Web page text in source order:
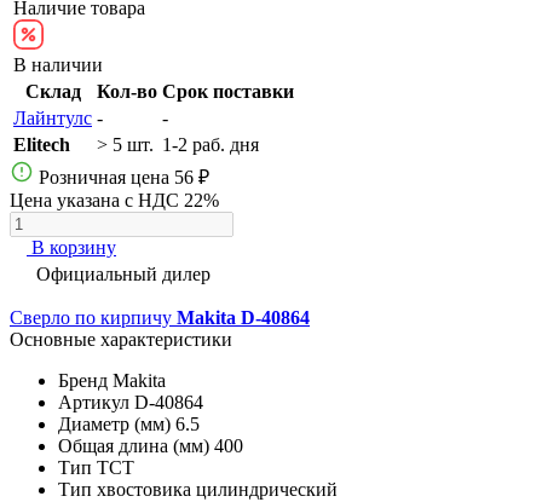
Наличие товара
В наличии
Склад
Кол-во Срок поставки
Лайнтулс -
-
Elitech
> 5 шт. 1-2 раб. дня
Розничная цена 56 ₽
Цена указана с НДС 22%
В корзину
Официальный дилер
Сверло по кирпичу Makita D-40864
Основные характеристики
Бренд Makita
Артикул D-40864
Диаметр (мм) 6.5
Общая длина (мм) 400
Тип TCT
Тип хвостовика цилиндрический